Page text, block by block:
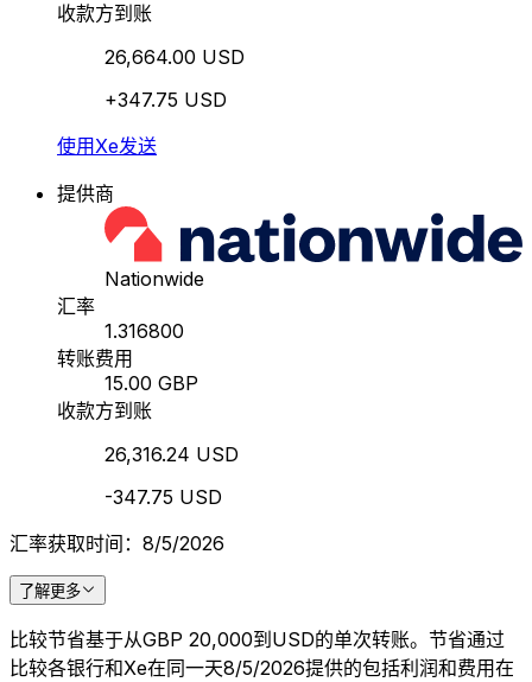
收款方到账
26,664.00 USD
+347.75 USD
使用Xe发送
提供商
Nationwide
汇率
1.316800
转账费用
15.00 GBP
收款方到账
26,316.24 USD
-347.75 USD
汇率获取时间：8/5/2026
了解更多
比较节省基于从GBP 20,000到USD的单次转账。节省通过
比较各银行和Xe在同一天8/5/2026提供的包括利润和费用在